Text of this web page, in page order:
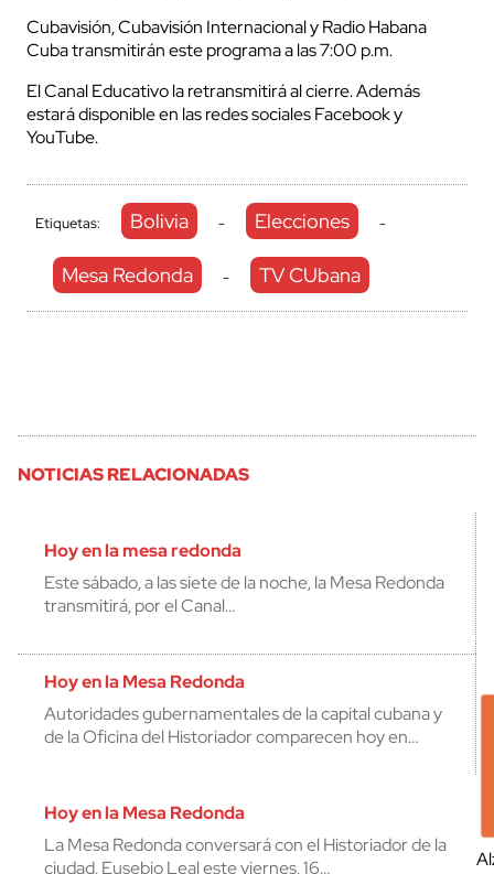
Cubavisión, Cubavisión Internacional y Radio Habana
Cuba transmitirán este programa a las 7:00 p.m.
El Canal Educativo la retransmitirá al cierre. Además
estará disponible en las redes sociales Facebook y
YouTube.
Etiquetas: Bolivia - Elecciones -
Mesa Redonda - TV CUbana
NOTICIAS RELACIONADAS
Hoy en la mesa redonda
Este sábado, a las siete de la noche, la Mesa Redonda
transmitirá, por el Canal…
Hoy en la Mesa Redonda
Autoridades gubernamentales de la capital cubana y
de la Oficina del Historiador comparecen hoy en…
Hoy en la Mesa Redonda
La Mesa Redonda conversará con el Historiador de la
ciudad, Eusebio Leal este viernes, 16…